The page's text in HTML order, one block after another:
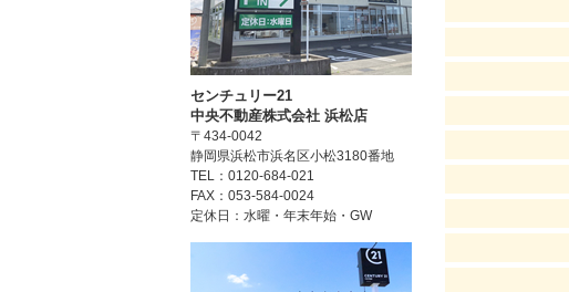
センチュリー21
中央不動産株式会社 浜松店
〒434-0042
静岡県浜松市浜名区小松3180番地
TEL：0120-684-021
FAX：053-584-0024
定休日：水曜・年末年始・GW